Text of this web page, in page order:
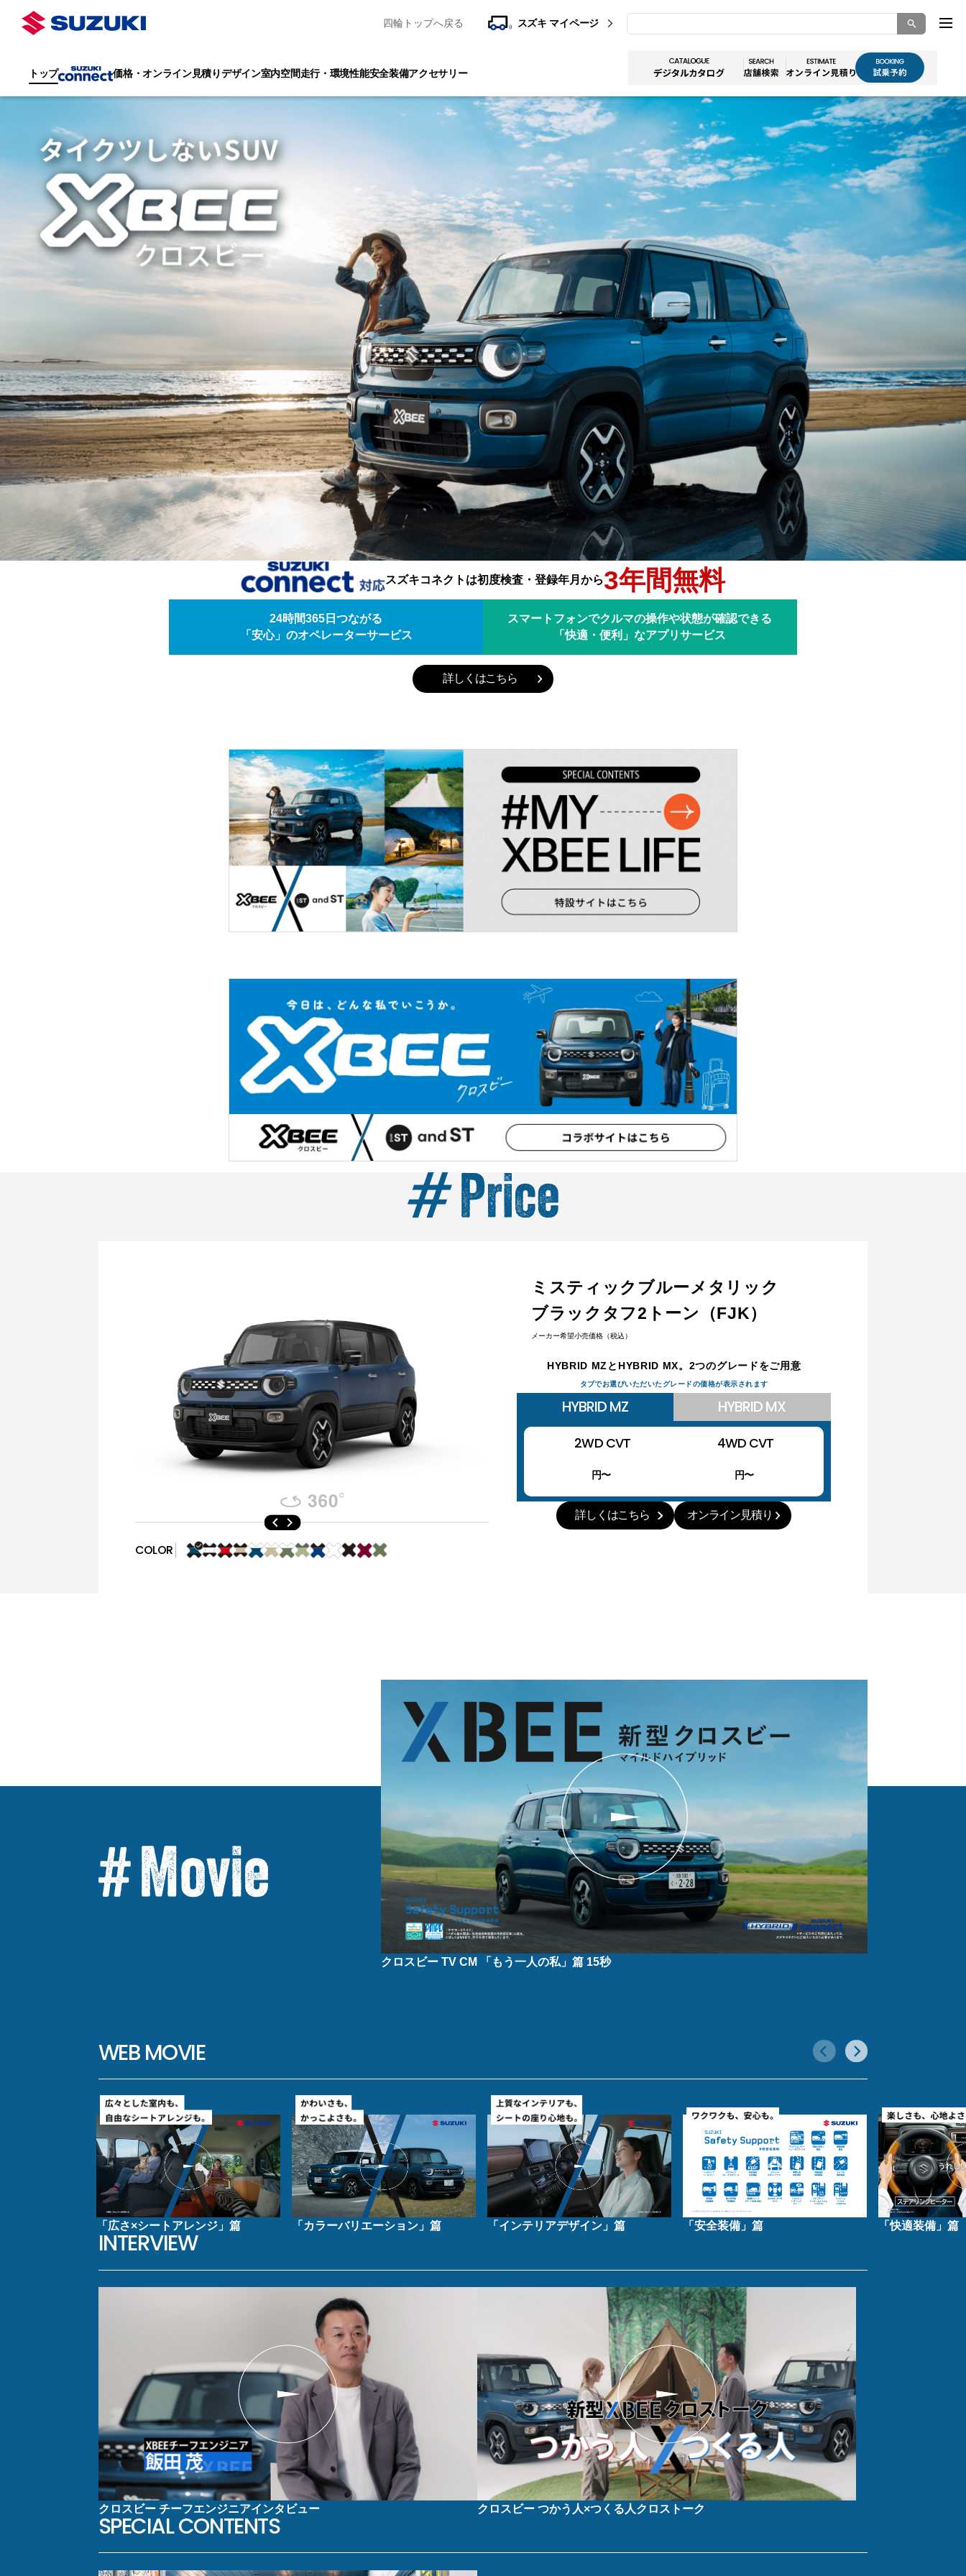
四輪トップへ戻る スズキ マイページ
検索キーワード入力
トップ 価格・オンライン見積りデザイン室内空間走行・環境性能安全装備アクセサリー
スズキコネクトは初度検査・登録年月から3年間無料
24時間365日つながる
「安心」のオペレーターサービス
スマートフォンでクルマの操作や状態が確認できる
「快適・便利」なアプリサービス
詳しくはこちら
COLOR
ミスティックブルーメタリック
ブラックタフ2トーン（FJK）
メーカー希望小売価格（税込）
HYBRID MZとHYBRID MX。 2つのグレードをご用意
タブでお選びいただいたグレードの価格が表示されます
HYBRID MZ
2WD CVT
円〜
4WD CVT
円〜
HYBRID MX
詳しくはこちら オンライン見積り
クロスビー TV CM 「もう一人の私」篇 15秒
WEB MOVIE
「広さ×シートアレンジ」篇 「カラーバリエーション」篇 「インテリアデザイン」篇 「安全装備」篇 「快適装備」篇
INTERVIEW
クロスビー チーフエンジニアインタビュー クロスビー つかう人×つくる人クロストーク
SPECIAL CONTENTS